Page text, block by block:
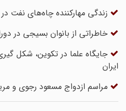
زندگی مهارکننده چاه‌های نفت در
خاطراتی از بانوان بسیجی در
جایگاه علما در تکوین، شکل
ایران
مراسم ازدواج مسعود رجوی و مریم